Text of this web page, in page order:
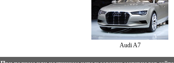
Audi A7